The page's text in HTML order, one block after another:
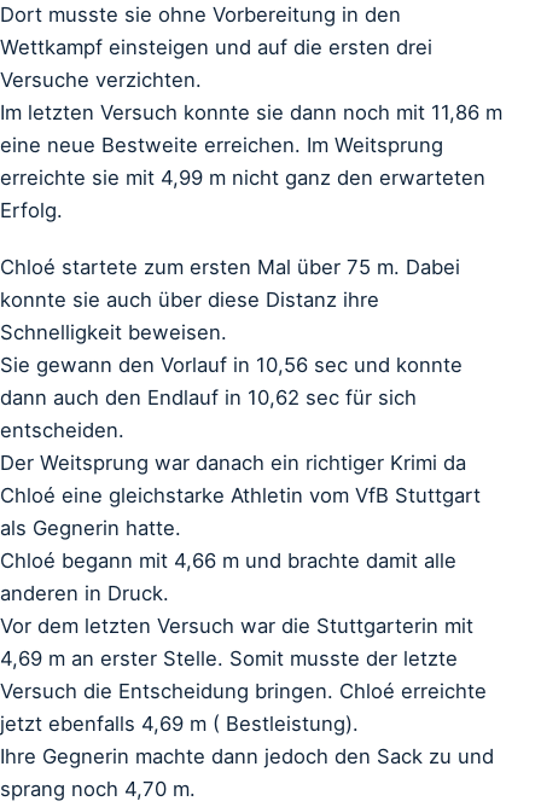
Dort musste sie ohne Vorbereitung in den
Wettkampf einsteigen und auf die ersten drei
Versuche verzichten.
Im letzten Versuch konnte sie dann noch mit 11,86 m
eine neue Bestweite erreichen. Im Weitsprung
erreichte sie mit 4,99 m nicht ganz den erwarteten
Erfolg.
Chloé startete zum ersten Mal über 75 m. Dabei
konnte sie auch über diese Distanz ihre
Schnelligkeit beweisen.
Sie gewann den Vorlauf in 10,56 sec und konnte
dann auch den Endlauf in 10,62 sec für sich
entscheiden.
Der Weitsprung war danach ein richtiger Krimi da
Chloé eine gleichstarke Athletin vom VfB Stuttgart
als Gegnerin hatte.
Chloé begann mit 4,66 m und brachte damit alle
anderen in Druck.
Vor dem letzten Versuch war die Stuttgarterin mit
4,69 m an erster Stelle. Somit musste der letzte
Versuch die Entscheidung bringen. Chloé erreichte
jetzt ebenfalls 4,69 m ( Bestleistung).
Ihre Gegnerin machte dann jedoch den Sack zu und
sprang noch 4,70 m.